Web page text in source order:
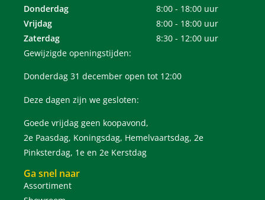
Donderdag
8:00 - 18:00 uur
Vrijdag
8:00 - 18:00 uur
Zaterdag
8:30 - 12:00 uur
Gewijzigde openingstijden:
Donderdag 31 december open tot 12:00
Deze dagen zijn we gesloten:
Goede vrijdag geen koopavond,
2e Paasdag, Koningsdag, Hemelvaartsdag, 2e
Pinksterdag, 1e en 2e Kerstdag
Ga snel naar
Assortiment